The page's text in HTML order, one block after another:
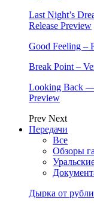
Last Night’s
Release Preview
Good Feeling –
Break Point –
Looking Back —
Preview
Prev Next
Передачи
Все
Обзоры
Дырка от